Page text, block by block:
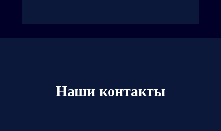
Наши контакты